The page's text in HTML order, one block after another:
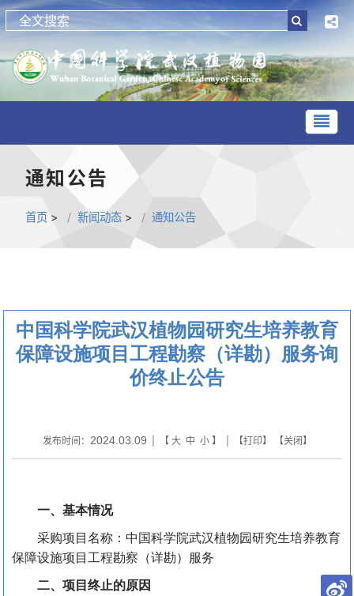
通知公告
首页 > 新闻动态 > 通知公告
中国科学院武汉植物园研究生培养教育
保障设施项目工程勘察（详勘）服务询
价终止公告
发布时间： 2024.03.09 | 【 大 中 小】 | 【打印】 【关闭】
一、基本情况
采购项目名称：中国科学院武汉植物园研究生培养教育
保障设施项目工程勘察（详勘）服务
二、项目终止的原因